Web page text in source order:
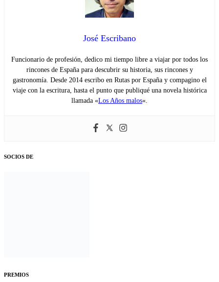
José Escribano
Funcionario de profesión, dedico mi tiempo libre a viajar por todos los
rincones de España para descubrir su historia, sus rincones y
gastronomía. Desde 2014 escribo en Rutas por España y compagino el
viaje con la escritura, hasta el punto que publiqué una novela histórica
llamada «Los Años malos«.
SOCIOS DE
PREMIOS